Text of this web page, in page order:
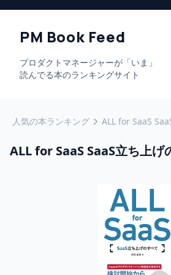
PM Book Feed
プロダクトマネージャーが「いま」
読んでる本のランキングサイト
人気の本ランキング ALL for SaaS
ALL for SaaS SaaS立ち上げ